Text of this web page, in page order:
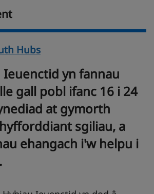
Hubs
Ieuenctid yn fannau
gall pobl ifanc 16 i 24
at gymorth
sgiliau, a
ehangach i'w helpu i